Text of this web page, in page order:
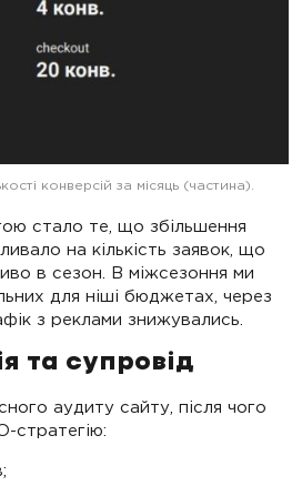
конверсій за місяць (частина).
стало те, що збільшення
на кількість заявок, що
в сезон. В міжсезоння ми
для ніші бюджетах, через
з реклами знижувались.
та супровід
аудиту сайту, після чого
стратегію: